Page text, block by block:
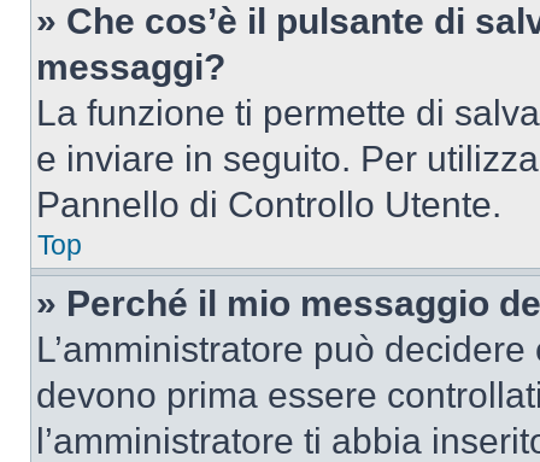
» Che cos’è il pulsante di
messaggi?
La funzione ti permette di
e inviare in seguito. Per
Pannello di Controllo Utente.
Top
» Perché il mio messaggio
L’amministratore può
devono prima essere
l’amministratore ti abbia